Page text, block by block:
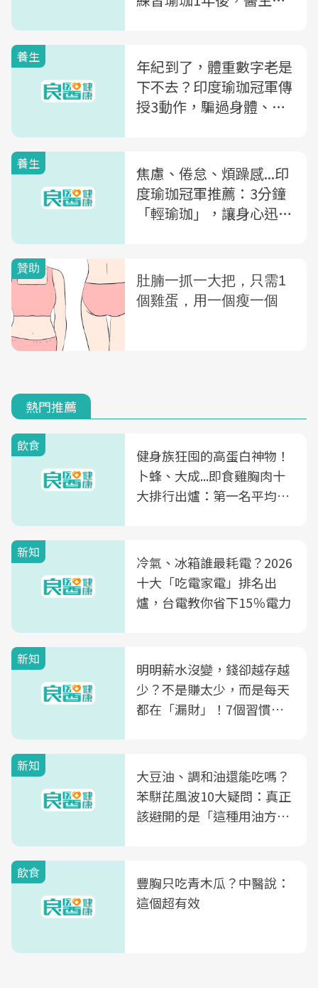
養生
年紀到了，體重數字老是
下不去？印度瑜珈冠軍傳
授3動作，騙過身體、提
養生
焦慮、倦怠、煩躁感...印
度瑜珈冠軍推薦：3分鐘
「輕瑜珈」，讓身心迅速
熱門推薦
飲食
健身族狂囤的高蛋白神物！
卜蜂、大成...即食雞胸肉十
大排行出爐：第一名平均一
新知
冷氣、冰箱誰最耗電？2026
十大「吃電家電」排名出
爐，台電教你省下15％電力
新知
明明薪水沒變，錢卻越存越
少？不是賺太少，而是每天
都在「漏財」！7個習慣一
新知
大豆油、調和油還能吃嗎？
苯駢芘風波10大疑問：真正
該避開的是「這種用油方
飲食
豐胸只吃青木瓜？中醫說：
這個超有效